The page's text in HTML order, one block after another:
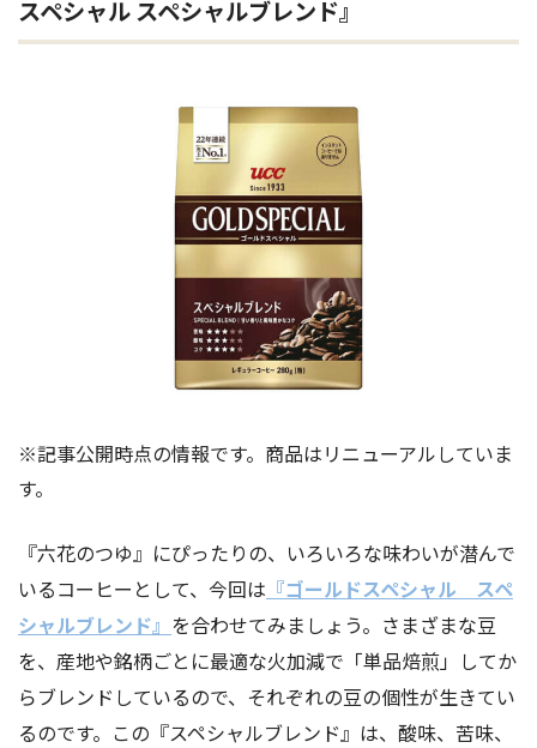
スペシャル スペシャルブレンド』
※記事公開時点の情報です。商品はリニューアルしていま
す。
『六花のつゆ』にぴったりの、いろいろな味わいが潜んで
いるコーヒーとして、今回は 『ゴールドスペシャル スペ
シャルブレンド』 を合わせてみましょう。さまざまな豆
を、産地や銘柄ごとに最適な火加減で「単品焙煎」してか
らブレンドしているので、それぞれの豆の個性が生きてい
るのです。この『スペシャルブレンド』は、酸味、苦味、